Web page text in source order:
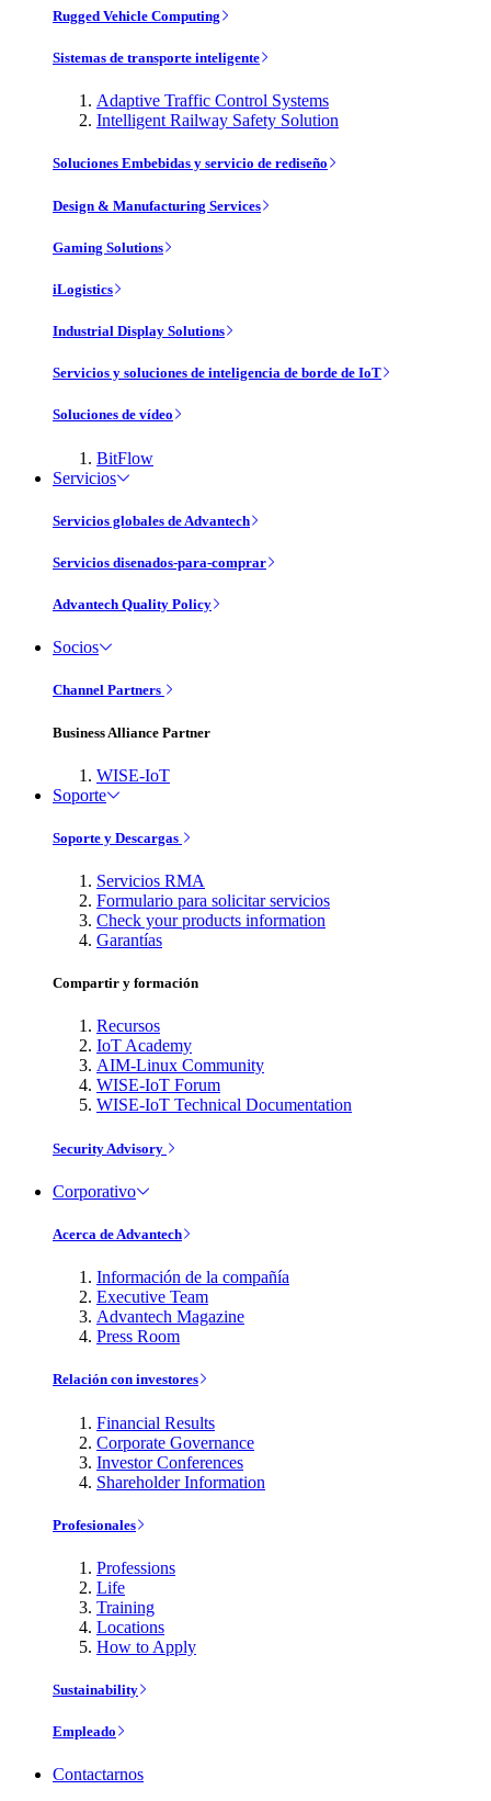
Rugged Vehicle Computing
Sistemas de transporte inteligente
Adaptive Traffic Control Systems
Intelligent Railway Safety Solution
Soluciones Embebidas y servicio de rediseño
Design & Manufacturing Services
Gaming Solutions
iLogistics
Industrial Display Solutions
Servicios y soluciones de inteligencia de borde de IoT
Soluciones de vídeo
BitFlow
Servicios
Servicios globales de Advantech
Servicios disenados-para-comprar
Advantech Quality Policy
Socios
Channel Partners
Business Alliance Partner
WISE-IoT
Soporte
Soporte y Descargas
Servicios RMA
Formulario para solicitar servicios
Check your products information
Garantías
Compartir y formación
Recursos
IoT Academy
AIM-Linux Community
WISE-IoT Forum
WISE-IoT Technical Documentation
Security Advisory
Corporativo
Acerca de Advantech
Información de la compañía
Executive Team
Advantech Magazine
Press Room
Relación con investores
Financial Results
Corporate Governance
Investor Conferences
Shareholder Information
Profesionales
Professions
Life
Training
Locations
How to Apply
Sustainability
Empleado
Contactarnos